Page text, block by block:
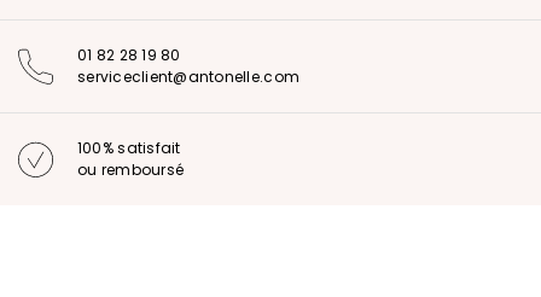
01 82 28 19 80
serviceclient@antonelle.com
100% satisfait
ou remboursé